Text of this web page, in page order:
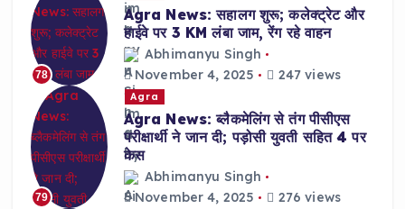
78
Agra News: सहालग शुरू; कलेक्ट्रेट और
हाईवे पर 3 KM लंबा जाम, रेंग रहे वाहन
Abhimanyu Singh
November 4, 2025
247 views
79
Agra
Agra News: ब्लैकमेलिंग से तंग पीसीएस
परीक्षार्थी ने जान दी; पड़ोसी युवती सहित 4 पर
केस
Abhimanyu Singh
November 4, 2025
276 views